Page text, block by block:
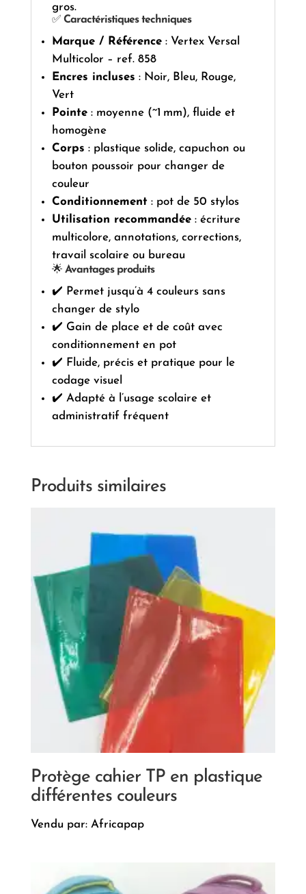
gros.
✅ Caractéristiques techniques
Marque / Référence: Vertex Versal
Multicolor – ref. 858
Encres incluses : Noir, Bleu, Rouge,
Vert
Pointe: moyenne (~1 mm), fluide et
homogène
Corps : plastique solide, capuchon ou
bouton poussoir pour changer de
couleur
Conditionnement: pot de 50 stylos
Utilisation recommandée: écriture
multicolore, annotations, corrections,
travail scolaire ou bureau
🌟 Avantages produits
✔️ Permet jusqu’à 4 couleurs sans
changer de stylo
✔️ Gain de place et de coût avec
conditionnement en pot
✔️ Fluide, précis et pratique pour le
codage visuel
✔️ Adapté à l’usage scolaire et
administratif fréquent
Produits similaires
Protège cahier TP en plastique
différentes couleurs
Vendu par: Africapap